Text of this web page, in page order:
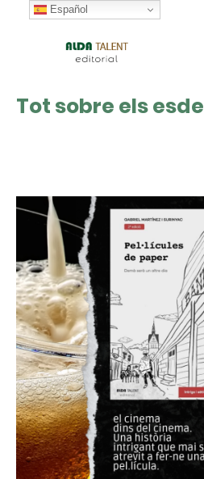
Tot sobre els
Español